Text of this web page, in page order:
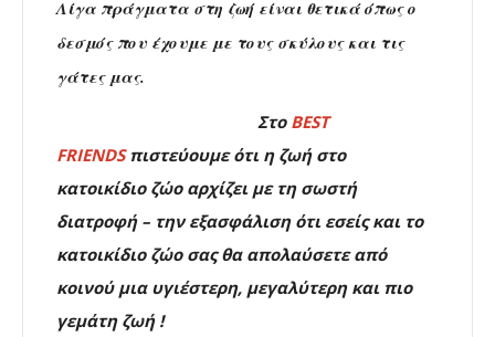
Λίγα πράγματα στη ζωή είναι θετικά όπως ο
δεσμός που έχουμε με τους σκύλους και τις
γάτες μας.
Στο BEST
FRIENDSπιστεύουμε ότι η ζωή στο
κατοικίδιο ζώο αρχίζει με τη σωστή
διατροφή – την εξασφάλιση ότι εσείς και το
κατοικίδιο ζώο σας θα απολαύσετεαπό
κοινού μια υγιέστερη, μεγαλύτερη και πιο
γεμάτη ζωή !